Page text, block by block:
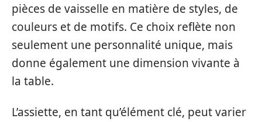
pièces de vaisselle en matière de styles, de
couleurs et de motifs. Ce choix reflète non
seulement une personnalité unique, mais
donne également une dimension vivante à
la table.
L’assiette, en tant qu’élément clé, peut varier